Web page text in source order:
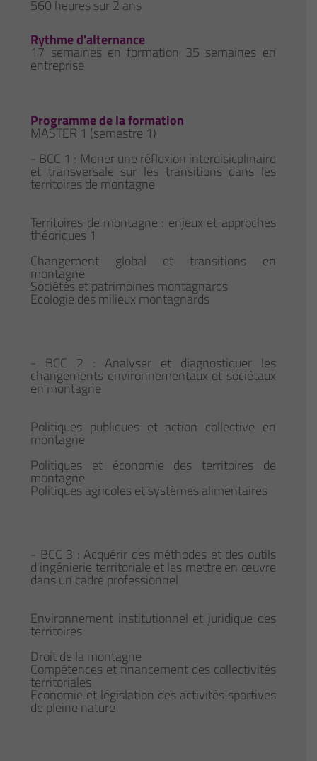
560 heures sur 2 ans
Rythme d'alternance
17 semaines en formation 35 semaines en
entreprise
Programme de la formation
MASTER 1 (semestre 1)
- BCC 1 : Mener une réflexion interdisicplinaire
et transversale sur les transitions dans les
territoires de montagne
Territoires de montagne : enjeux et approches
théoriques 1
Changement global et transitions en
montagne
Sociétés et patrimoines montagnards
Ecologie des milieux montagnards
- BCC 2 : Analyser et diagnostiquer les
changements environnementaux et sociétaux
en montagne
Politiques publiques et action collective en
montagne
Politiques et économie des territoires de
montagne
Politiques agricoles et systèmes alimentaires
- BCC 3 : Acquérir des méthodes et des outils
d'ingénierie territoriale et les mettre en œuvre
dans un cadre professionnel
Environnement institutionnel et juridique des
territoires
Droit de la montagne
Compétences et financement des collectivités
territoriales
Economie et législation des activités sportives
de pleine nature